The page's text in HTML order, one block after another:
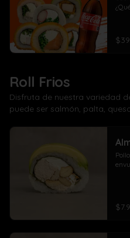
10
10
Roll Frios
Disfruta de nuestra variedad
puede ser salmón, palta,